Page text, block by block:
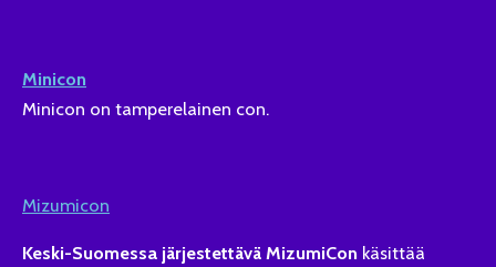
Minicon
Minicon on tamperelainen con.
Mizumicon
Keski-Suomessa järjestettävä MizumiCon käsittää